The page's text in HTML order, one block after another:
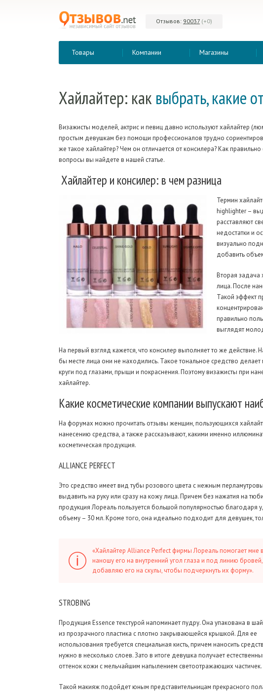
Отзывов: 90037 (+0)
Товары Компании Магазины
Хайлайтер: каквыбрать, какие
Визажисты моделей, актрис и певиц давно используют хайлайтер
простым девушкам без помощи профессионалов трудно
же такое хайлайтер? Чем он отличается от консилера? Как
вопросы вы найдете в нашей статье.
Хайлайтер и консилер: в чем разница
Термин
highlighter –
расставляют
недостатки и
визуально
добавить
Вторая задача
лица. После
Такой эффект
правильно
выглядят
На первый взгляд кажется, что консилер выполняет то же действие.
бы месте лица они не находились. Такое тональное средство
круги под глазами, прыщи и покраснения. Поэтому визажисты при
хайлайтер.
Какие косметические компании выпускают
На форумах можно прочитать отзывы женщин, пользующихся
нанесению средства, а также рассказывают, какими именно
косметическая продукция.
ALLIANCEPERFECT
Это средство имеет вид тубы розового цвета с нежным
выдавить на руку или сразу на кожу лица. Причем без нажатия на
продукция Лореаль пользуется большой популярностью благодаря
объему – 30 мл. Кроме того, она идеально подходит для девушек,
«Хайлайтер Alliance Perfect фирмы Лореаль помогает мне
наношу его на внутренний угол глаза и под линию
добавляю его на скулы, чтобы подчеркнуть их форму».
STROBING
Продукция Essence текстурой напоминает пудру. Она упакована в
из прозрачного пластика с плотно закрывающейся крышкой. Для ее
использования требуется специальная кисть, причем наносить
нужно в несколько слоев. Зато в итоге девушка получает
оттенок кожи с мельчайшим напылением светоотражающих частичек.
Такой макияж подойдет юным представительницам прекрасного